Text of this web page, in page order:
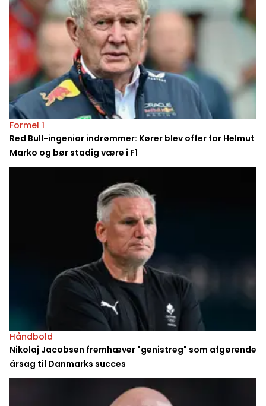
Formel 1
Red Bull-ingeniør indrømmer: Kører blev offer for Helmut
Marko og bør stadig være i F1
Håndbold
Nikolaj Jacobsen fremhæver "genistreg" som afgørende
årsag til Danmarks succes